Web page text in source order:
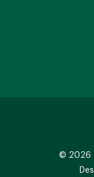
© 2026